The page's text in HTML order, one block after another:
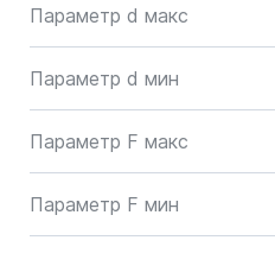
Параметр d макс
Параметр d мин
Параметр F макс
Параметр F мин